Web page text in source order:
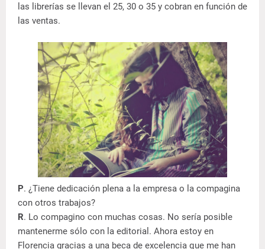
las librerías se llevan el 25, 30 o 35 y cobran en función de
las ventas.
P. ¿Tiene dedicación plena a la empresa o la compagina
con otros trabajos?
R. Lo compagino con muchas cosas. No sería posible
mantenerme sólo con la editorial. Ahora estoy en
Florencia gracias a una beca de excelencia que me han